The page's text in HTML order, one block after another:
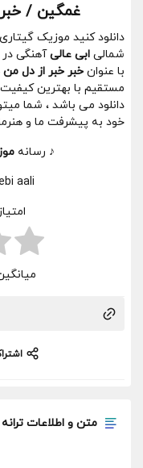
غمگین /
دانلود کنید موزیک
شمالی ابی عالیآهنگی
با عنوان خبر خبر از دل
مستقیم با بهترین
دانلود می باشد ، شما
خود به پیشرفت ما و
♪ رسانه
aali
متن و اطلاعات ترانه